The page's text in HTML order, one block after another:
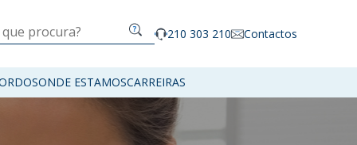
210 303 210 Contactos
ONDE ESTAMOSCARREIRAS